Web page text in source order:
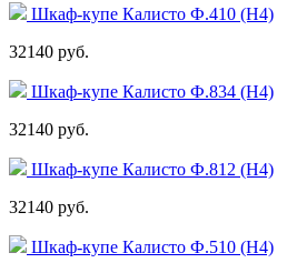
Шкаф-купе Калисто Ф.410 (Н4)
32140 руб.
Шкаф-купе Калисто Ф.834 (Н4)
32140 руб.
Шкаф-купе Калисто Ф.812 (Н4)
32140 руб.
Шкаф-купе Калисто Ф.510 (Н4)